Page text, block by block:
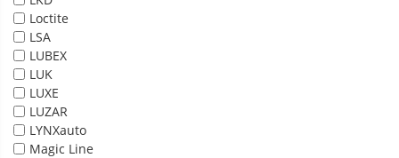
Loctite
LSA
LUBEX
LUK
LUXE
LUZAR
LYNXauto
Magic Line